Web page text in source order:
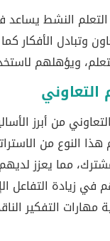
النشط يساعد
وتبادل الأفكار
ويؤهلهم
التعاوني
التعاوني من أبرز
النوع من
مما يعزز لديهم
في زيادة التفاعل
التفكير